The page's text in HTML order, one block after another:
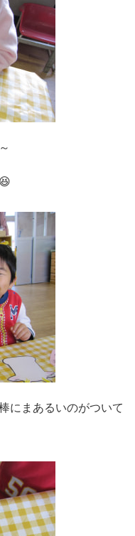
にまあるいのがついて